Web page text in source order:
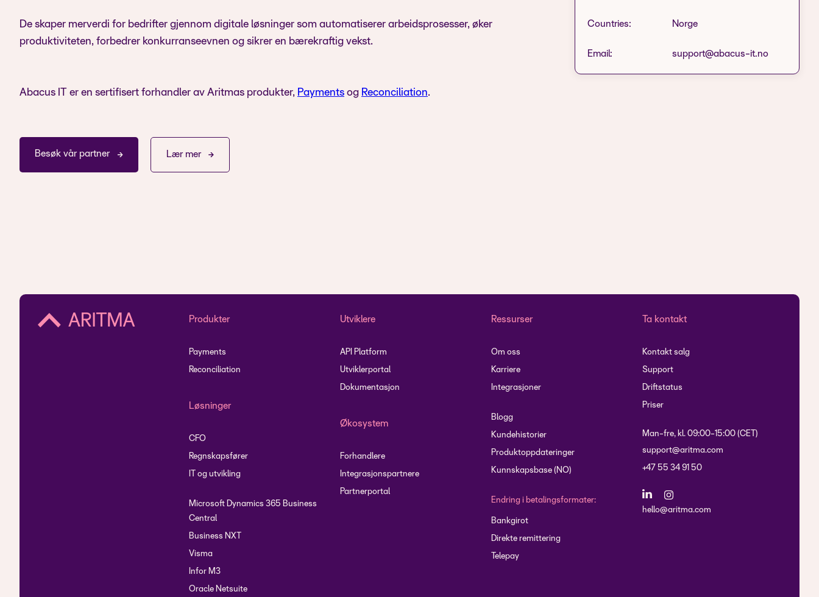
De skaper merverdi for bedrifter gjennom digitale løsninger som automatiserer arbeidsprosesser, øker
produktiviteten, forbedrer konkurranseevnen og sikrer en bærekraftig vekst.
Abacus IT er en sertifisert forhandler av Aritmas produkter, Payments og Reconciliation.
Besøk vår partner Lær mer
Countries: Norge
Email: support@abacus-it.no
Produkter
Payments
Reconciliation
Løsninger
CFO
Regnskapsfører
IT og utvikling
Microsoft Dynamics 365 Business
Central
Business NXT
Visma
Infor M3
Oracle Netsuite
Utviklere
API Platform
Utviklerportal
Dokumentasjon
Økosystem
Forhandlere
Integrasjonspartnere
Partnerportal
Ressurser
Om oss
Karriere
Integrasjoner
Blogg
Kundehistorier
Produktoppdateringer
Kunnskapsbase (NO)
Endring i betalingsformater:
Bankgirot
Direkte remittering
Telepay
Ta kontakt
Kontakt salg
Support
Driftstatus
Priser
Man-fre, kl. 09:00-15:00 (CET)
support@aritma.com
+47 55 34 91 50
hello@aritma.com